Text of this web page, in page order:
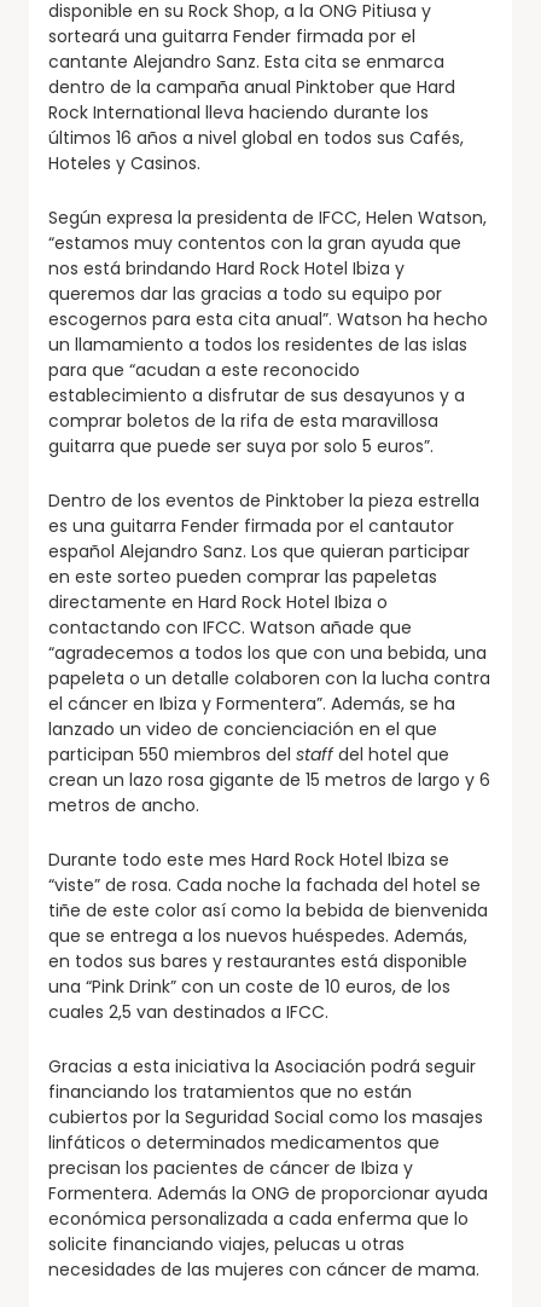
disponible en su Rock Shop, a la ONG Pitiusa y
sorteará una guitarra Fender firmada por el
cantante Alejandro Sanz. Esta cita se enmarca
dentro de la campaña anual Pinktober que Hard
Rock International lleva haciendo durante los
últimos 16 años a nivel global en todos sus Cafés,
Hoteles y Casinos.
Según expresa la presidenta de IFCC, Helen Watson,
“estamos muy contentos con la gran ayuda que
nos está brindando Hard Rock Hotel Ibiza y
queremos dar las gracias a todo su equipo por
escogernos para esta cita anual”. Watson ha hecho
un llamamiento a todos los residentes de las islas
para que “acudan a este reconocido
establecimiento a disfrutar de sus desayunos y a
comprar boletos de la rifa de esta maravillosa
guitarra que puede ser suya por solo 5 euros”.
Dentro de los eventos de Pinktober la pieza estrella
es una guitarra Fender firmada por el cantautor
español Alejandro Sanz. Los que quieran participar
en este sorteo pueden comprar las papeletas
directamente en Hard Rock Hotel Ibiza o
contactando con IFCC. Watson añade que
“agradecemos a todos los que con una bebida, una
papeleta o un detalle colaboren con la lucha contra
el cáncer en Ibiza y Formentera”. Además, se ha
lanzado un video de concienciación en el que
participan 550 miembros del staffdel hotel que
crean un lazo rosa gigante de 15 metros de largo y 6
metros de ancho.
Durante todo este mes Hard Rock Hotel Ibiza se
“viste” de rosa. Cada noche la fachada del hotel se
tiñe de este color así como la bebida de bienvenida
que se entrega a los nuevos huéspedes. Además,
en todos sus bares y restaurantes está disponible
una “Pink Drink” con un coste de 10 euros, de los
cuales 2,5 van destinados a IFCC.
Gracias a esta iniciativa la Asociación podrá seguir
financiando los tratamientos que no están
cubiertos por la Seguridad Social como los masajes
linfáticos o determinados medicamentos que
precisan los pacientes de cáncer de Ibiza y
Formentera. Además la ONG de proporcionar ayuda
económica personalizada a cada enferma que lo
solicite financiando viajes, pelucas u otras
necesidades de las mujeres con cáncer de mama.